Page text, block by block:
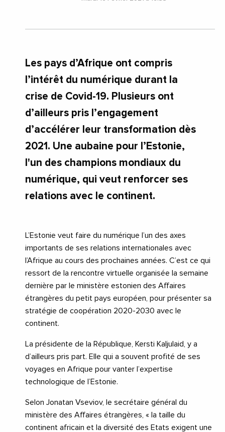
Les pays d’Afrique ont compris
l’intérêt du numérique durant la
crise de Covid-19. Plusieurs ont
d’ailleurs pris l’engagement
d’accélérer leur transformation dès
2021. Une aubaine pour l’Estonie,
l'un des champions mondiaux du
numérique, qui veut renforcer ses
relations avec le continent.
L’Estonie veut faire du numérique l’un des axes
importants de ses relations internationales avec
l’Afrique au cours des prochaines années. C’est ce qui
ressort de la rencontre virtuelle organisée la semaine
dernière par le ministère estonien des Affaires
étrangères du petit pays européen, pour présenter sa
stratégie de coopération 2020-2030 avec le
continent.
La présidente de la République, Kersti Kaljulaid, y a
d’ailleurs pris part. Elle qui a souvent profité de ses
voyages en Afrique pour vanter l’expertise
technologique de l’Estonie.
Selon Jonatan Vseviov, le secrétaire général du
ministère des Affaires étrangères, « la taille du
continent africain et la diversité des Etats exigent une